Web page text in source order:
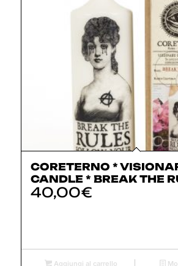
CORETERNO *
CANDLE * BREAK THE
40,00€
Aggiungi al carrello